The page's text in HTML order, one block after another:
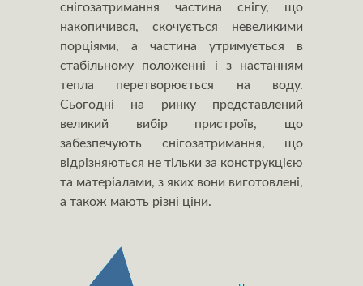
снігозатримання частина снігу, що
накопичився, скочується невеликими
порціями, а частина утримується в
стабільному положенні і з настанням
тепла перетворюється на воду.
Сьогодні на ринку представлений
великий вибір пристроїв, що
забезпечують снігозатримання, що
відрізняються не тільки за конструкцією
та матеріалами, з яких вони виготовлені,
а також мають різні ціни.